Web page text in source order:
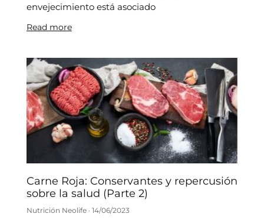
envejecimiento está asociado
Read more
Carne Roja: Conservantes y repercusión
sobre la salud (Parte 2)
Nutrición Neolife 14/06/2023